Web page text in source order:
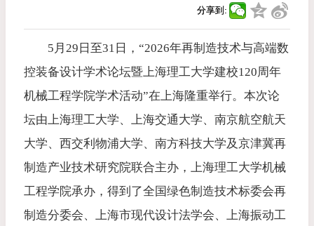
分享到:
5月29日至31日，“2026年再制造技术与高端数
控装备设计学术论坛暨上海理工大学建校120周年
机械工程学院学术活动”在上海隆重举行。本次论
坛由上海理工大学、上海交通大学、南京航空航天
大学、西交利物浦大学、南方科技大学及京津冀再
制造产业技术研究院联合主办，上海理工大学机械
工程学院承办，得到了全国绿色制造技术标委会再
制造分委会、上海市现代设计法学会、上海振动工